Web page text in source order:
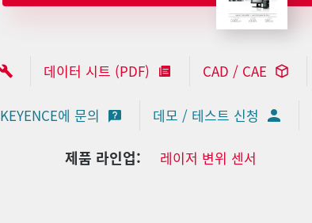
데이터 시트 (PDF) CAD / CAE
KEYENCE에 문의 데모 / 테스트 신청
제품 라인업: 레이저 변위 센서